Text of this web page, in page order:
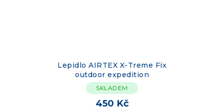
Lepidlo AIRTEX X-Treme Fix
outdoor expedition
SKLADEM
450 Kč